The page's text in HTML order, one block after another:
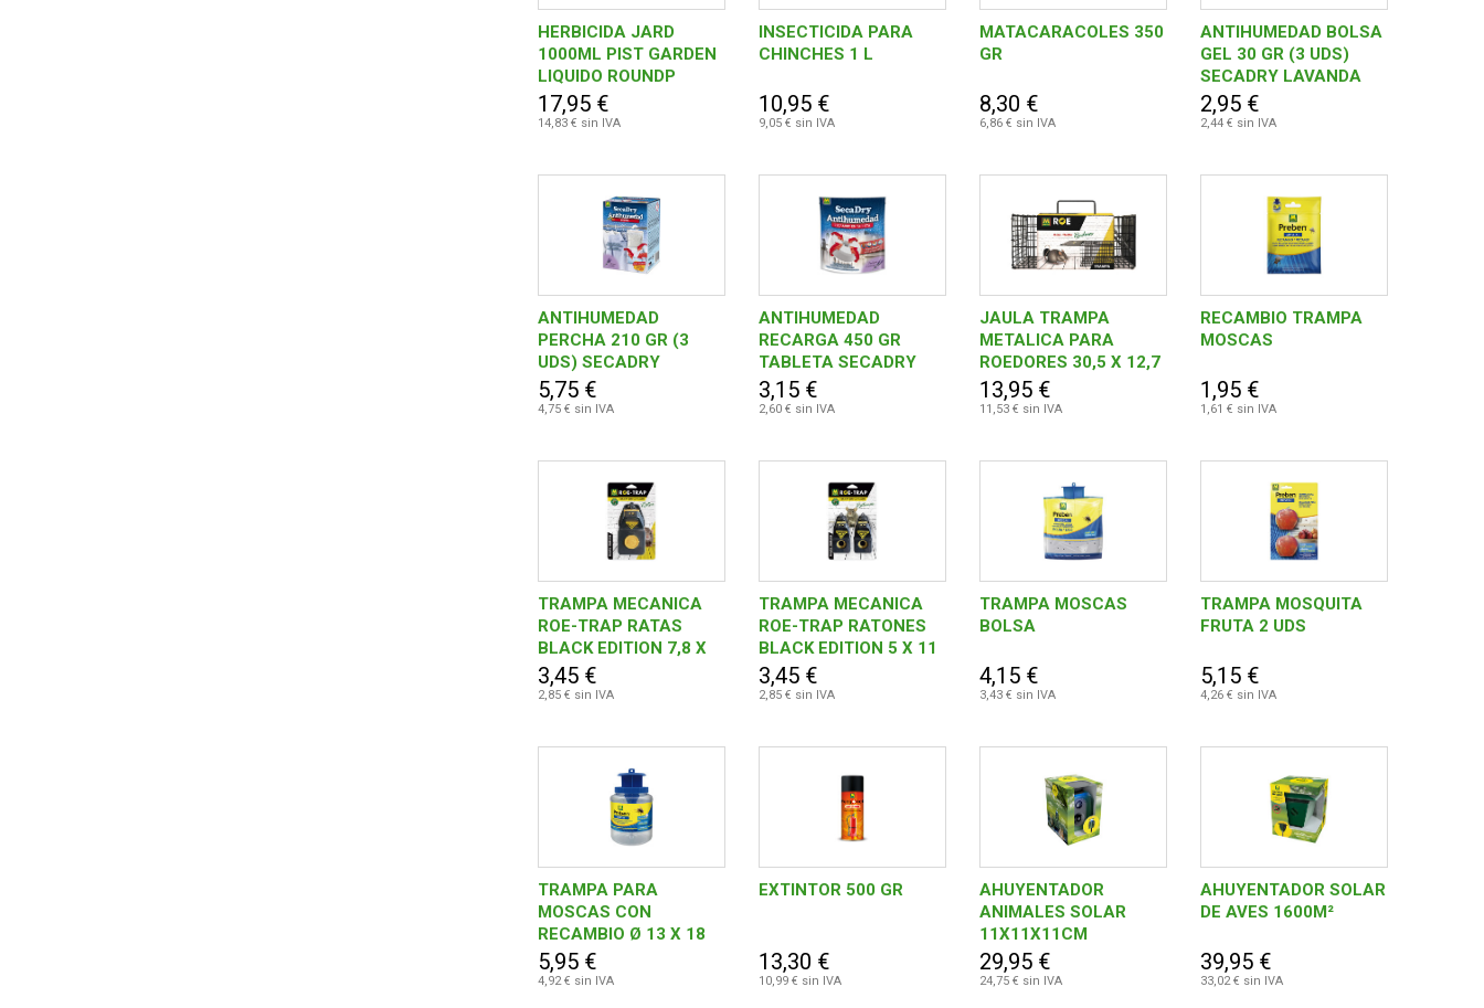
HERBICIDA JARD
1000ML PIST GARDEN
LIQUIDO ROUNDP
231672 BLANCA
17,95 €
14,83 € sin IVA
INSECTICIDA PARA
CHINCHES 1 L
10,95 €
9,05 € sin IVA
MATACARACOLES 350
GR
8,30 €
6,86 € sin IVA
ANTIHUMEDAD BOLSA
GEL 30 GR (3 UDS)
SECADRY LAVANDA
2,95 €
2,44 € sin IVA
ANTIHUMEDAD
PERCHA 210 GR (3
UDS) SECADRY
LAVANDA
5,75 €
4,75 € sin IVA
ANTIHUMEDAD
RECARGA 450 GR
TABLETA SECADRY
LAVANDA
3,15 €
2,60 € sin IVA
JAULA TRAMPA
METALICA PARA
ROEDORES 30,5 X 12,7
X 12,7 CM
13,95 €
11,53 € sin IVA
RECAMBIO TRAMPA
MOSCAS
1,95 €
1,61 € sin IVA
TRAMPA MECANICA
ROE-TRAP RATAS
BLACK EDITION 7,8 X
15 CM
3,45 €
2,85 € sin IVA
TRAMPA MECANICA
ROE-TRAP RATONES
BLACK EDITION 5 X 11
CM 2 UDS
3,45 €
2,85 € sin IVA
TRAMPA MOSCAS
BOLSA
4,15 €
3,43 € sin IVA
TRAMPA MOSQUITA
FRUTA 2 UDS
5,15 €
4,26 € sin IVA
TRAMPA PARA
MOSCAS CON
RECAMBIO Ø 13 X 18
CM
5,95 €
4,92 € sin IVA
EXTINTOR 500 GR
13,30 €
10,99 € sin IVA
AHUYENTADOR
ANIMALES SOLAR
11X11X11CM
29,95 €
24,75 € sin IVA
AHUYENTADOR SOLAR
DE AVES 1600M²
39,95 €
33,02 € sin IVA